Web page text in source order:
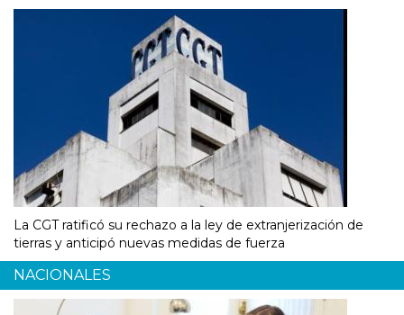
La CGT ratificó su rechazo a la ley de extranjerización de
tierras y anticipó nuevas medidas de fuerza
NACIONALES